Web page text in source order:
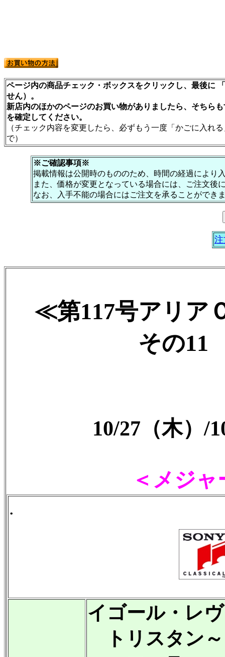
ページ内の商品チェック・ボックスをクリックし、最後に
せん）。
新店内のほかのページのお買い物がありましたら、そちら
を確定してください。
（チェック内容を変更したら、必ずもう一度「かごに入れ
で）
※ご確認事項※
掲載情報は公開時のもののため、時間の経過により
また、価格が変更となっている場合には、ご注文後
なお、入手不能の場合にはご注文を承ることができ
≪第117号アリア
その11
10/27（木）/
＜メジ
.
イゴール・レ
トリスタン～